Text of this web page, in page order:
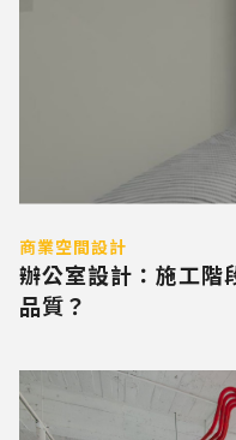
商業空間設計
辦公室設計：施工階
品質？